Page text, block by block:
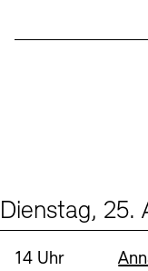
Dienstag, 25.
Uhrzeit:
14 Uhr